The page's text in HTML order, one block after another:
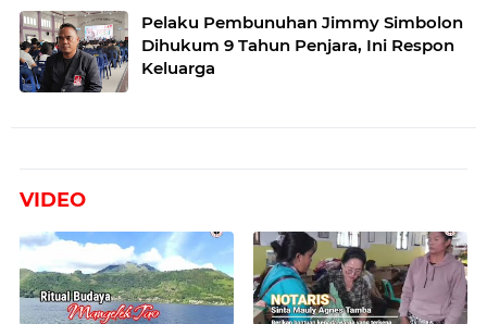
Pelaku Pembunuhan Jimmy Simbolon
Dihukum 9 Tahun Penjara, Ini Respon
Keluarga
VIDEO